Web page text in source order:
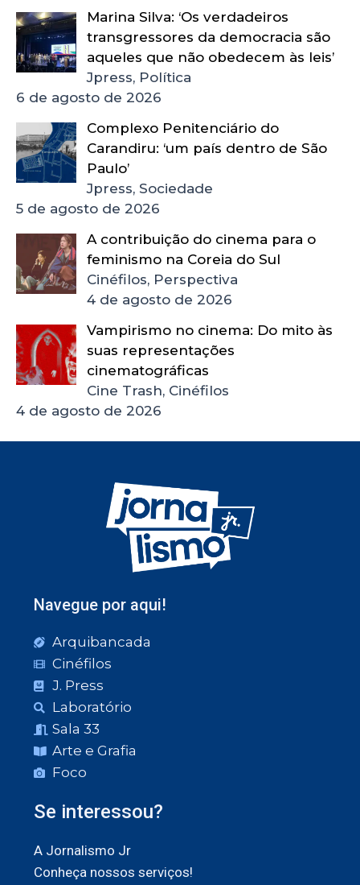
Marina Silva: ‘Os verdadeiros
transgressores da democracia são
aqueles que não obedecem às leis’
Jpress, Política
6 de agosto de 2026
Complexo Penitenciário do
Carandiru: ‘um país dentro de São
Paulo’
Jpress, Sociedade
5 de agosto de 2026
A contribuição do cinema para o
feminismo na Coreia do Sul
Cinéfilos, Perspectiva
4 de agosto de 2026
Vampirismo no cinema: Do mito às
suas representações
cinematográficas
Cine Trash, Cinéfilos
4 de agosto de 2026
Navegue por aqui!
Arquibancada
Cinéfilos
J. Press
Laboratório
Sala 33
Arte e Grafia
Foco
Se interessou?
A Jornalismo Jr
Conheça nossos serviços!